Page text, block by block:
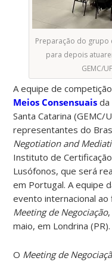
Preparação do grupo
para depois
GEMC/
A equipe de
Meios Consensuais da
Santa Catarina (GEMC/
representantes do
Negotiation and
Instituto de
Lusófonos, que será
em Portugal. A equipe
evento internacional
Meeting de Negociação
maio, em Londrina (PR).
O Meeting de Negociaçã